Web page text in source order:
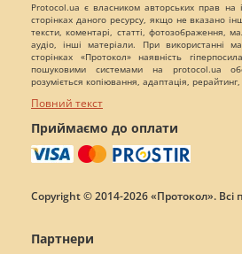
Protocol.ua є власником авторських прав
сторінках даного ресурсу, якщо не вказано
тексти, коментарі, статті, фотозображення,
аудіо, інші матеріали. При використанні
сторінках «Протокол» наявність
пошуковими системами на protocol.ua
розуміється копіювання, адаптація,
Повний текст
Приймаємо до оплати
Copyright © 2014-2026 «Протокол». Всі
Партнери